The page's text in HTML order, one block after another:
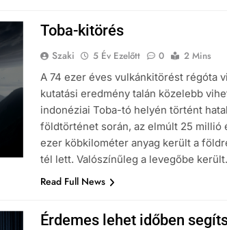
Toba-kitörés
Szaki 5 Év Ezelőtt 0
2 Mins
A 74 ezer éves vulkánkitörést régóta
kutatási eredmény talán közelebb
indonéziai Toba-tó helyén történt
földtörténet során, az elmúlt 25 millió
ezer köbkilométer anyag került a
tél lett. Valószínűleg a levegőbe
Read Full News
Érdemes lehet időben